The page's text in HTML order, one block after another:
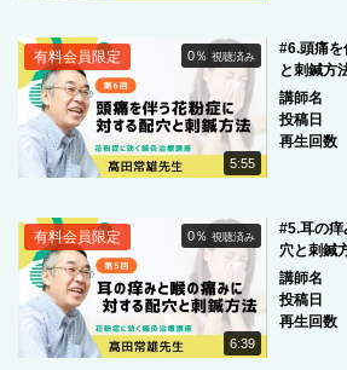
5:55
0％視聴済み
有料会員限定
#6.頭痛
と刺鍼方
講師名
投稿日
再生回数
6:39
0％視聴済み
有料会員限定
#5.耳の
穴と刺鍼
講師名
投稿日
再生回数